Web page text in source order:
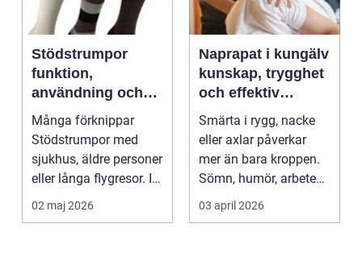
Stödstrumpor
funktion,
användning och
hur du väljer rätt
Många förknippar
Stödstrumpor med
sjukhus, äldre personer
eller långa flygresor. I
verkligheten är d...
02 maj 2026
Naprapat i kungälv
kunskap, trygghet
och effektiv
smärtlindring
Smärta i rygg, nacke
eller axlar påverkar
mer än bara kroppen.
Sömn, humör, arbete
och vardag blir l...
03 april 2026